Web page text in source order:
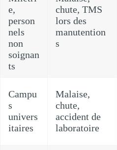
e,
person
nels
non
soignan
ts
chute, TMS
lors des
manutention
s
Campu
s
univers
itaires
Malaise,
chute,
accident de
laboratoire